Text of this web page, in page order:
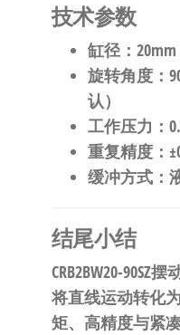
​技术参数​
​缸径​​：20mm
​旋转角度​：
认）
​工作压力​ ：
​重复精度​：
​缓冲方式​：
​结尾小结​
CRB2BW20-90SZ
将直线运动转化
矩、高精度与紧